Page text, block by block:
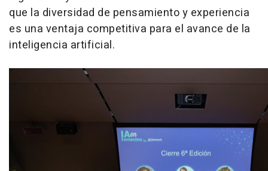
que la diversidad de pensamiento y experiencia
es una ventaja competitiva para el avance de la
inteligencia artificial.